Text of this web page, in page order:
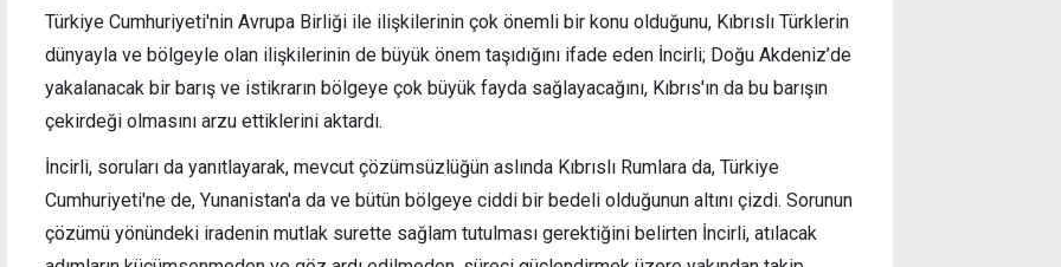
Türkiye Cumhuriyeti'nin Avrupa Birliği ile ilişkilerinin çok önemli bir konu olduğunu, Kıbrıslı Türklerin
dünyayla ve bölgeyle olan ilişkilerinin de büyük önem taşıdığını ifade eden İncirli; Doğu Akdeniz’de
yakalanacak bir barış ve istikrarın bölgeye çok büyük fayda sağlayacağını, Kıbrıs'ın da bu barışın
çekirdeği olmasını arzu ettiklerini aktardı.
İncirli, soruları da yanıtlayarak, mevcut çözümsüzlüğün aslında Kıbrıslı Rumlara da, Türkiye
Cumhuriyeti'ne de, Yunanistan'a da ve bütün bölgeye ciddi bir bedeli olduğunun altını çizdi. Sorunun
çözümü yönündeki iradenin mutlak surette sağlam tutulması gerektiğini belirten İncirli, atılacak